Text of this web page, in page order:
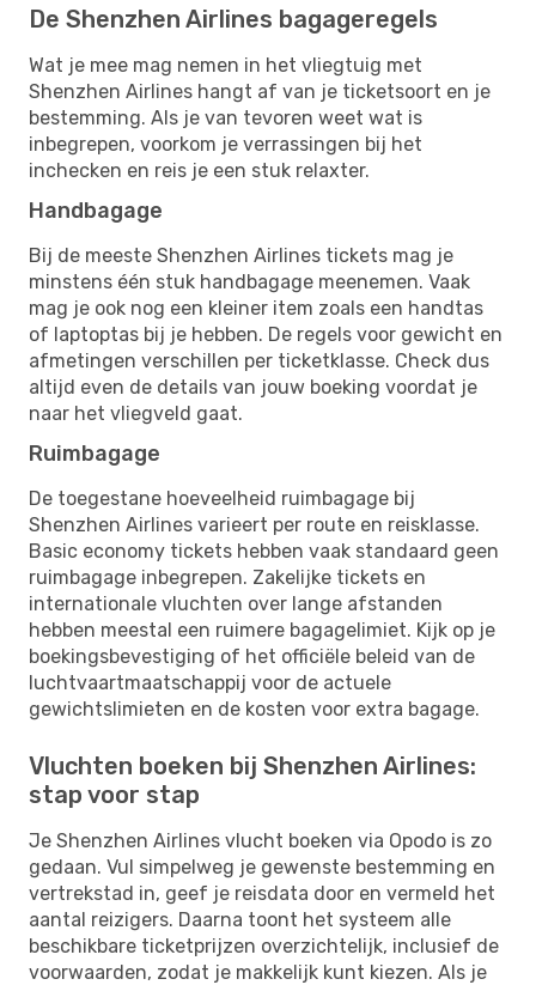
De Shenzhen Airlines bagageregels
Wat je mee mag nemen in het vliegtuig met
Shenzhen Airlines hangt af van je ticketsoort en je
bestemming. Als je van tevoren weet wat is
inbegrepen, voorkom je verrassingen bij het
inchecken en reis je een stuk relaxter.
Handbagage
Bij de meeste Shenzhen Airlines tickets mag je
minstens één stuk handbagage meenemen. Vaak
mag je ook nog een kleiner item zoals een handtas
of laptoptas bij je hebben. De regels voor gewicht en
afmetingen verschillen per ticketklasse. Check dus
altijd even de details van jouw boeking voordat je
naar het vliegveld gaat.
Ruimbagage
De toegestane hoeveelheid ruimbagage bij
Shenzhen Airlines varieert per route en reisklasse.
Basic economy tickets hebben vaak standaard geen
ruimbagage inbegrepen. Zakelijke tickets en
internationale vluchten over lange afstanden
hebben meestal een ruimere bagagelimiet. Kijk op je
boekingsbevestiging of het officiële beleid van de
luchtvaartmaatschappij voor de actuele
gewichtslimieten en de kosten voor extra bagage.
Vluchten boeken bij Shenzhen Airlines:
stap voor stap
Je Shenzhen Airlines vlucht boeken via Opodo is zo
gedaan. Vul simpelweg je gewenste bestemming en
vertrekstad in, geef je reisdata door en vermeld het
aantal reizigers. Daarna toont het systeem alle
beschikbare ticketprijzen overzichtelijk, inclusief de
voorwaarden, zodat je makkelijk kunt kiezen. Als je